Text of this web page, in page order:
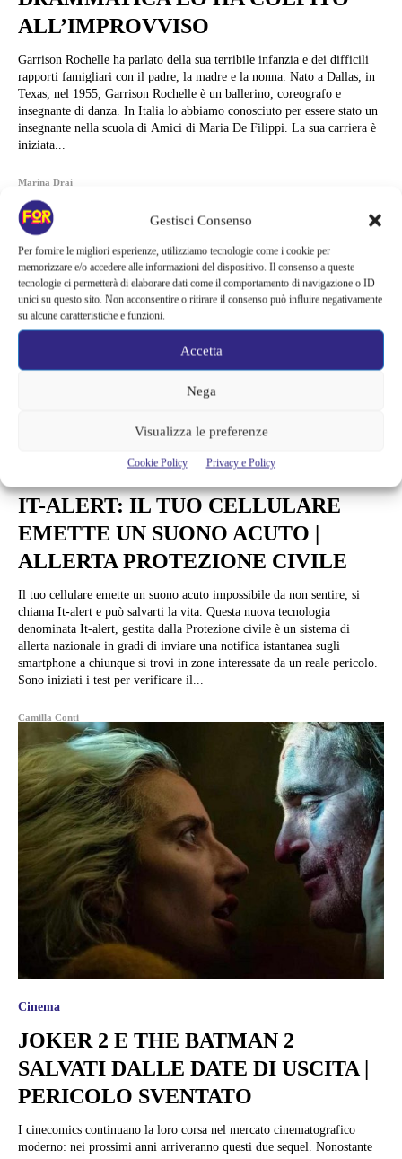
Gestisci Consenso
Per fornire le migliori esperienze, utilizziamo tecnologie come i cookie per
memorizzare e/o accedere alle informazioni del dispositivo. Il consenso a queste
tecnologie ci permetterà di elaborare dati come il comportamento di navigazione o ID
unici su questo sito. Non acconsentire o ritirare il consenso può influire negativamente
su alcune caratteristiche e funzioni.
Accetta
Nega
Visualizza le preferenze
Cookie Policy Privacy e Policy
ALL’IMPROVVISO
Garrison Rochelle ha parlato della sua terribile infanzia e dei difficili
rapporti famigliari con il padre, la madre e la nonna. Nato a Dallas, in
Texas, nel 1955, Garrison Rochelle è un ballerino, coreografo e
insegnante di danza. In Italia lo abbiamo conosciuto per essere stato un
insegnante nella scuola di Amici di Maria De Filippi. La sua carriera è
iniziata...
Marina Drai
IT-ALERT: IL TUO CELLULARE
EMETTE UN SUONO ACUTO |
ALLERTA PROTEZIONE CIVILE
Il tuo cellulare emette un suono acuto impossibile da non sentire, si
chiama It-alert e può salvarti la vita. Questa nuova tecnologia
denominata It-alert, gestita dalla Protezione civile è un sistema di
allerta nazionale in gradi di inviare una notifica istantanea sugli
smartphone a chiunque si trovi in zone interessate da un reale pericolo.
Sono iniziati i test per verificare il...
Camilla Conti
Cinema
JOKER 2 E THE BATMAN 2
SALVATI DALLE DATE DI USCITA |
PERICOLO SVENTATO
I cinecomics continuano la loro corsa nel mercato cinematografico
moderno: nei prossimi anni arriveranno questi due sequel. Nonostante